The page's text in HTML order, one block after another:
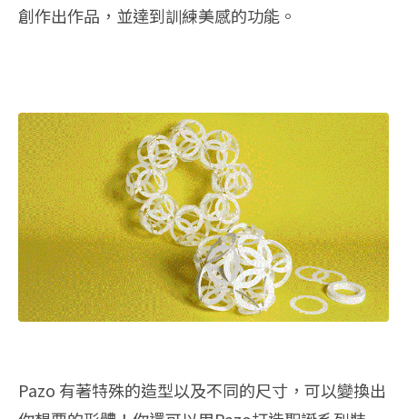
創作出作品，並達到訓練美感的功能。
Pazo 有著特殊的造型以及不同的尺寸，可以變換出